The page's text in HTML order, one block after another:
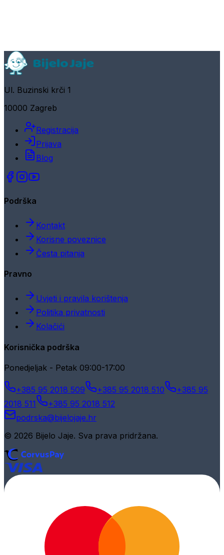
Ul. Buzinski krči 1
10000 Zagreb
Registracija
Prijava
Blog
Podrška
Kontakt
Korisne poveznice
Česta pitanja
Pravno
Uvjeti i pravila korištenja
Politika privatnosti
Kolačići
Korisnička podrška
Ponedjeljak - Petak 09:00-17:00
+385 95 2018 509 +385 95 2018 510
+385 95
2018 511
+385 95 2018 512
podrska@bijelojaje.hr
© 2026 Bijelo Jaje. Sva prava pridržana.